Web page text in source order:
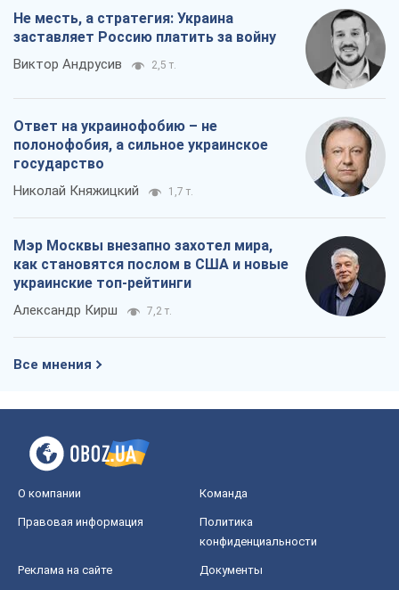
Не месть, а стратегия: Украина
заставляет Россию платить за войну
Виктор Андрусив 2,5 т.
Ответ на украинофобию – не
полонофобия, а сильное украинское
государство
Николай Княжицкий 1,7 т.
Мэр Москвы внезапно захотел мира,
как становятся послом в США и новые
украинские топ-рейтинги
Александр Кирш 7,2 т.
Все мнения
О компании Команда
Правовая информация
Политика
конфиденциальности
Реклама на сайте Документы